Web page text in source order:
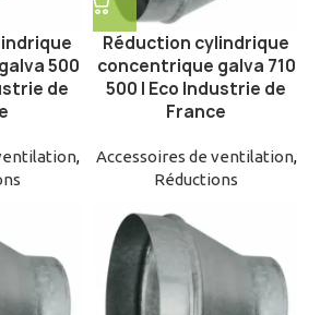
500
de
,
Réduction cylindrique
concentrique galva 710
500 | Eco Industrie de
France
Accessoires de ventilation,
Réductions